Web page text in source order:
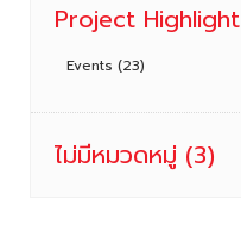
Project Highlight
Events (23)
ไม่มีหมวดหมู่ (3)